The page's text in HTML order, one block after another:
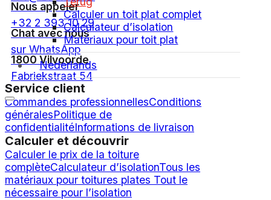
Calculer un toit plat complet
Calculateur d’isolation
Matériaux pour toit plat
Nederlands
Nous appeler
+32 2 393 10 29
Chat avec nous
sur WhatsApp
1800 Vilvoorde
Fabriekstraat 54
Service client
Commandes professionnellesConditions
généralesPolitique de
confidentialitéInformations de livraison
Calculer et découvrir
Calculer le prix de la toiture
complèteCalculateur d’isolationTous les
matériaux pour toitures plates Tout le
nécessaire pour l’isolation